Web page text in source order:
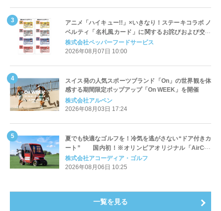
アニメ「ハイキュー!!」×いきなり！ステーキコラボ ノ
ベルティ「名札風カード」に関するお詫びおよび交換
対応についてのご案内
株式会社ペッパーフードサービス
2026年08月07日 10:00
スイス発の人気スポーツブランド「On」の世界観を体
感する期間限定ポップアップ「On WEEK」を開催
株式会社アルペン
2026年08月03日 17:24
夏でも快適なゴルフを！冷気を逃がさない“ドア付きカ
ート” 国内初！※オリンピアオリジナル「AirCon
Cart（エアコンカート）」導入 | アコーディア・ゴ
ルフ
株式会社アコーディア・ゴルフ
2026年08月06日 10:25
一覧を見る